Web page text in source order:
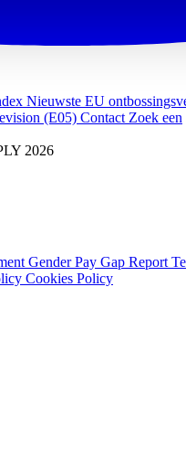
Nieuwste EU
(E05) Contact Zoek een
2026
Gender Pay Gap Report
Cookies Policy